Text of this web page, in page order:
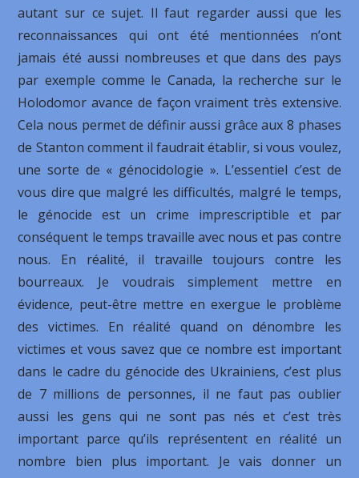
autant sur ce sujet. Il faut regarder aussi que les
reconnaissances qui ont été mentionnées n’ont
jamais été aussi nombreuses et que dans des pays
par exemple comme le Canada, la recherche sur le
Holodomor avance de façon vraiment très extensive.
Cela nous permet de définir aussi grâce aux 8 phases
de Stanton comment il faudrait établir, si vous voulez,
une sorte de « génocidologie ». L’essentiel c’est de
vous dire que malgré les difficultés, malgré le temps,
le génocide est un crime imprescriptible et par
conséquent le temps travaille avec nous et pas contre
nous. En réalité, il travaille toujours contre les
bourreaux. Je voudrais simplement mettre en
évidence, peut-être mettre en exergue le problème
des victimes. En réalité quand on dénombre les
victimes et vous savez que ce nombre est important
dans le cadre du génocide des Ukrainiens, c’est plus
de 7 millions de personnes, il ne faut pas oublier
aussi les gens qui ne sont pas nés et c’est très
important parce qu’ils représentent en réalité un
nombre bien plus important. Je vais donner un